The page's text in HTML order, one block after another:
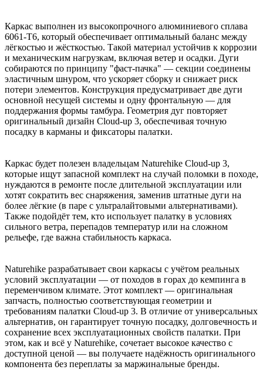
Каркас выполнен из высокопрочного алюминиевого сплава
6061-T6, который обеспечивает оптимальный баланс между
лёгкостью и жёсткостью. Такой материал устойчив к коррозии
и механическим нагрузкам, включая ветер и осадки. Дуги
собираются по принципу "фаст-пачка" — секции соединены
эластичным шнуром, что ускоряет сборку и снижает риск
потери элементов. Конструкция предусматривает две дуги
основной несущей системы и одну фронтальную — для
поддержания формы тамбура. Геометрия дуг повторяет
оригинальный дизайн Cloud-up 3, обеспечивая точную
посадку в карманы и фиксаторы палатки.
Каркас будет полезен владельцам Naturehike Cloud-up 3,
которые ищут запасной комплект на случай поломки в походе,
нуждаются в ремонте после длительной эксплуатации или
хотят сократить вес снаряжения, заменив штатные дуги на
более лёгкие (в паре с ультралайтовыми альтернативами).
Также подойдёт тем, кто использует палатку в условиях
сильного ветра, перепадов температур или на сложном
рельефе, где важна стабильность каркаса.
Naturehike разрабатывает свои каркасы с учётом реальных
условий эксплуатации — от походов в горах до кемпинга в
переменчивом климате. Этот комплект — оригинальная
запчасть, полностью соответствующая геометрии и
требованиям палатки Cloud-up 3. В отличие от универсальных
альтернатив, он гарантирует точную посадку, долговечность и
сохранение всех эксплуатационных свойств палатки. При
этом, как и всё у Naturehike, сочетает высокое качество с
доступной ценой — вы получаете надёжность оригинального
компонента без переплаты за маржинальные бренды.